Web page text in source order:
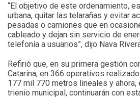
“El objetivo de este ordenamiento,
urbana, quitar las telarañas y evitar
pesadas o camiones que en
cableado y dejan sin servicio de
telefonía a usuarios”, dijo Nava
Refirió que, en su primera gestión
Catarina, en 366 operativos
177 mil 770 metros lineales y ahora,
trienio municipal, continuarán con